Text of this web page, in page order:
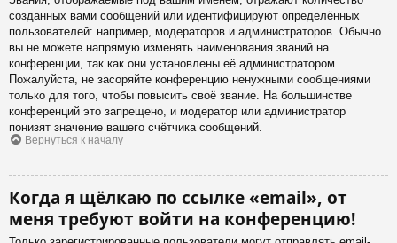
созданных вами сообщений или идентифицируют определённых
пользователей: например, модераторов и администраторов. Обычно
вы не можете напрямую изменять наименования званий на
конференции, так как они установлены её администратором.
Пожалуйста, не засоряйте конференцию ненужными сообщениями
только для того, чтобы повысить своё звание. На большинстве
конференций это запрещено, и модератор или администратор
понизят значение вашего счётчика сообщений.
Вернуться к началу
Когда я щёлкаю по ссылке «email», от
меня требуют войти на конференцию!